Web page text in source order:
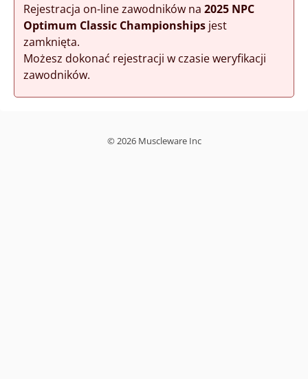
Rejestracja on-line zawodników na 2025 NPC
Optimum Classic Championshipsjest
zamknięta.
Możesz dokonać rejestracji w czasie weryfikacji
zawodników.
© 2026 Muscleware Inc